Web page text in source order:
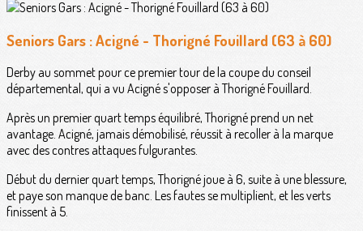
Seniors Gars : Acigné - Thorigné Fouillard (63 à 60)
Derby au sommet pour ce premier tour de la coupe du conseil
départemental, qui a vu Acigné s'opposer à Thorigné Fouillard.
Après un premier quart temps équilibré, Thorigné prend un net
avantage. Acigné, jamais démobilisé, réussit à recoller à la marque
avec des contres attaques fulgurantes.
Début du dernier quart temps, Thorigné joue à 6, suite à une blessure,
et paye son manque de banc. Les fautes se multiplient, et les verts
finissent à 5.